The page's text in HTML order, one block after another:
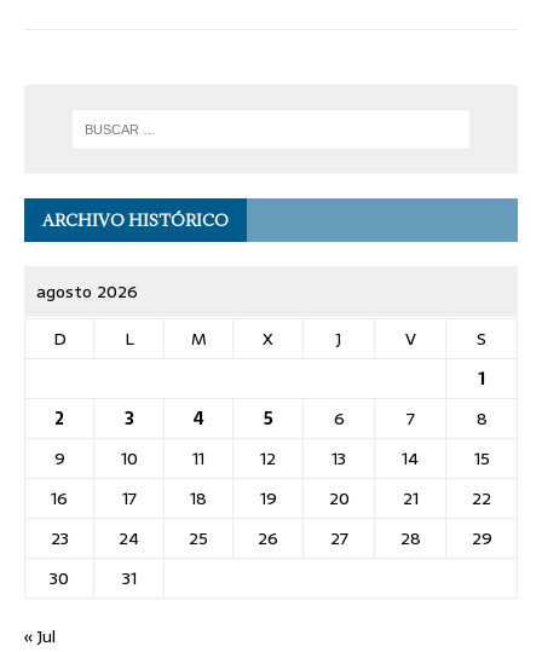
ARCHIVO HISTÓRICO
agosto 2026
D
L M X J V
S
1
2
3 4 5 6 7
8
9
10 11 12 13 14
15
16
17 18 19 20 21
22
23
24 25 26 27 28
29
30
31
« Jul